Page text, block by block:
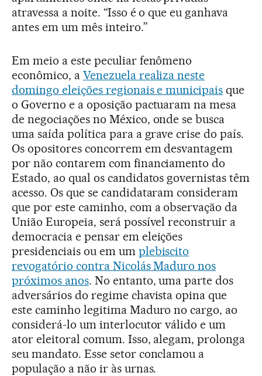
atravessa a noite. “Isso é o que eu ganhava
antes em um mês inteiro.”
Em meio a este peculiar fenômeno
econômico, a Venezuela realiza neste
domingo eleições regionais e municipais que
o Governo e a oposição pactuaram na mesa
de negociações no México, onde se busca
uma saída política para a grave crise do país.
Os opositores concorrem em desvantagem
por não contarem com financiamento do
Estado, ao qual os candidatos governistas têm
acesso. Os que se candidataram consideram
que por este caminho, com a observação da
União Europeia, será possível reconstruir a
democracia e pensar em eleições
presidenciais ou em um plebiscito
revogatório contra Nicolás Maduro nos
próximos anos. No entanto, uma parte dos
adversários do regime chavista opina que
este caminho legitima Maduro no cargo, ao
considerá-lo um interlocutor válido e um
ator eleitoral comum. Isso, alegam, prolonga
seu mandato. Esse setor conclamou a
população a não ir às urnas.